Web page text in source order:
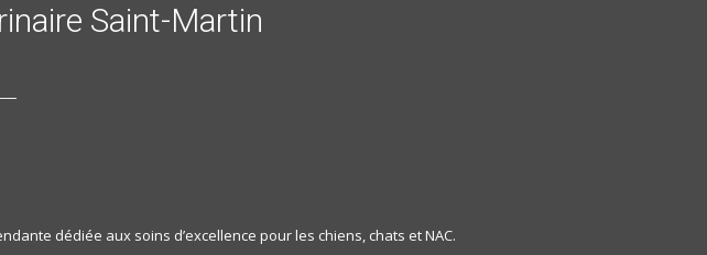
Saint-Martin
dédiée aux soins d’excellence pour les chiens, chats et NAC.